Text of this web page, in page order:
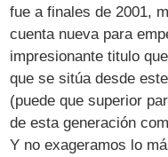
fue a finales de 2001,
cuenta nueva para
impresionante titulo
que se sitúa desde
(puede que superior
de esta generación
Y no exageramos lo